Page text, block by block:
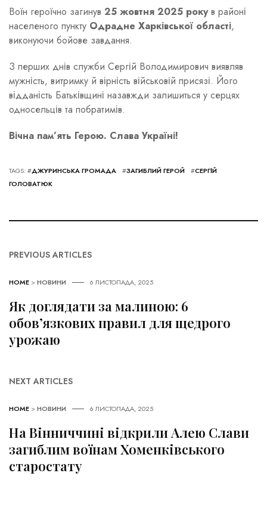
Воїн героїчно загинув 25 жовтня 2025 рокув районі
населеного пункту Одрадне Харківської області,
виконуючи бойове завдання.
З перших днів служби Сергій Володимирович виявляв
мужність, витримку й вірність військовій присязі. Його
відданість Батьківщині назавжди залишиться у серцях
односельців та побратимів.
Вічна пам’ять Герою. Слава Україні!
TAGS: #ДЖУРИНСЬКА ГРОМАДА #ЗАГИБЛИЙ ГЕРОЙ #СЕРГІЙ
ГОЛОВАТЮК
PREVIOUS ARTICLES
HOME >НОВИНИ 6 ЛИСТОПАДА, 2025
Як доглядати за малиною: 6
обов’язкових правил для щедрого
урожаю
NEXT ARTICLES
HOME >НОВИНИ 6 ЛИСТОПАДА, 2025
На Вінниччині відкрили Алею Слави
загиблим воїнам Хоменківського
старостату